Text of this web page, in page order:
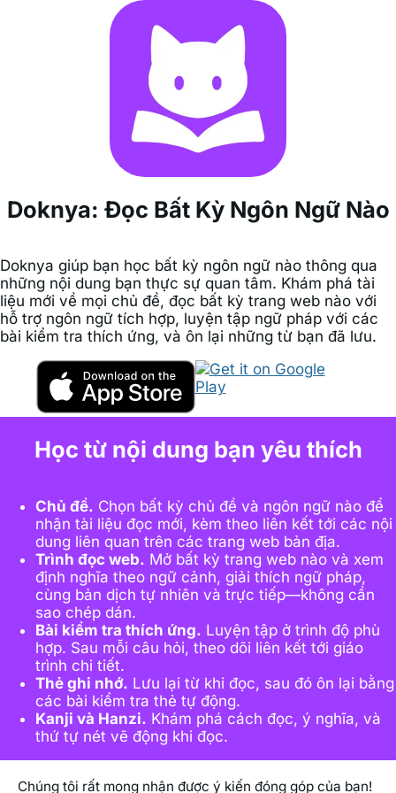
Doknya: Đọc Bất Kỳ Ngôn Ngữ Nào
Doknya giúp bạn học bất kỳ ngôn ngữ nào thông qua
những nội dung bạn thực sự quan tâm. Khám phá tài
liệu mới về mọi chủ đề, đọc bất kỳ trang web nào với
hỗ trợ ngôn ngữ tích hợp, luyện tập ngữ pháp với các
bài kiểm tra thích ứng, và ôn lại những từ bạn đã lưu.
Học từ nội dung bạn yêu thích
Chủ đề. Chọn bất kỳ chủ đề và ngôn ngữ nào để
nhận tài liệu đọc mới, kèm theo liên kết tới các nội
dung liên quan trên các trang web bản địa.
Trình đọc web. Mở bất kỳ trang web nào và xem
định nghĩa theo ngữ cảnh, giải thích ngữ pháp,
cùng bản dịch tự nhiên và trực tiếp—không cần
sao chép dán.
Bài kiểm tra thích ứng. Luyện tập ở trình độ phù
hợp. Sau mỗi câu hỏi, theo dõi liên kết tới giáo
trình chi tiết.
Thẻ ghi nhớ. Lưu lại từ khi đọc, sau đó ôn lại bằng
các bài kiểm tra thẻ tự động.
Kanji và Hanzi. Khám phá cách đọc, ý nghĩa, và
thứ tự nét vẽ động khi đọc.
Chúng tôi rất mong nhận được ý kiến đóng góp của bạn!